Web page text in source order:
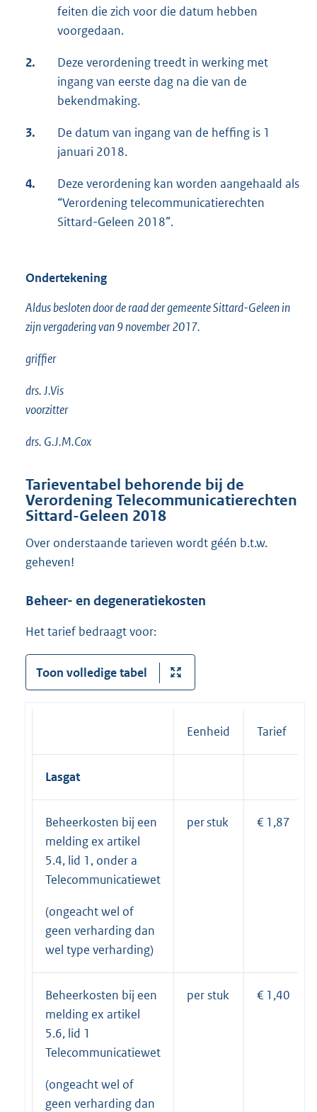
feiten die zich voor die datum hebben
voorgedaan.
2.
Deze verordening treedt in werking met
ingang van eerste dag na die van de
bekendmaking.
3.
De datum van ingang van de heffing is 1
januari 2018.
4.
Deze verordening kan worden aangehaald als
“Verordening telecommunicatierechten
Sittard-Geleen 2018”.
Ondertekening
Aldus besloten door de raad der gemeente Sittard-Geleen in
zijn vergadering van 9 november 2017.
griffier
drs. J.Vis
voorzitter
drs. G.J.M.Cox
Tarieventabel behorende bij de
Verordening Telecommunicatierechten
Sittard-Geleen 2018
Over onderstaande tarieven wordt géén b.t.w.
geheven!
Beheer- en degeneratiekosten
Het tarief bedraagt voor:
Toon volledige tabel
Eenheid Tarief
Lasgat
Beheerkosten bij een
melding ex artikel
5.4, lid 1, onder a
Telecommunicatiewet
(ongeacht wel of
geen verharding dan
wel type verharding)
per stuk € 1,87
Beheerkosten bij een
melding ex artikel
5.6, lid 1
Telecommunicatiewet
(ongeacht wel of
geen verharding dan
per stuk € 1,40